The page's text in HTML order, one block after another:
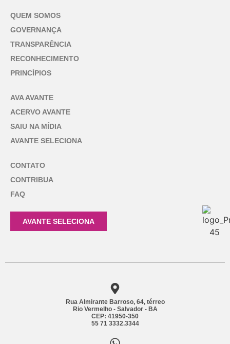
QUEM SOMOS
GOVERNANÇA
TRANSPARÊNCIA
RECONHECIMENTO
PRINCÍPIOS
AVA AVANTE
ACERVO AVANTE
SAIU NA MÍDIA
AVANTE SELECIONA
CONTATO
CONTRIBUA
FAQ
AVANTE SELECIONA
Rua Almirante Barroso, 64, térreo
Rio Vermelho - Salvador - BA
CEP: 41950-350
55 71 3332.3344